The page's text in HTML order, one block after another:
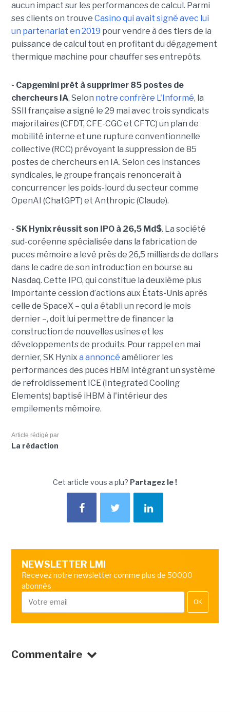
aucun impact sur les performances de calcul. Parmi
ses clients on trouve Casino qui avait signé avec lui
un partenariat en 2019 pour vendre à des tiers de la
puissance de calcul tout en profitant du dégagement
thermique machine pour chauffer ses entrepôts.
- Capgemini prêt à supprimer 85 postes de
chercheurs IA. Selon notre confrère L'Informé, la
SSII française a signé le 29 mai avec trois syndicats
majoritaires (CFDT, CFE-CGC et CFTC) un plan de
mobilité interne et une rupture conventionnelle
collective (RCC) prévoyant la suppression de 85
postes de chercheurs en IA. Selon ces instances
syndicales, le groupe français renoncerait à
concurrencer les poids-lourd du secteur comme
OpenAI (ChatGPT) et Anthropic (Claude).
- SK Hynix réussit son IPO à 26,5 Md$. La société
sud-coréenne spécialisée dans la fabrication de
puces mémoire a levé près de 26,5 milliards de dollars
dans le cadre de son introduction en bourse au
Nasdaq. Cette IPO, qui constitue la deuxième plus
importante cession d’actions aux États-Unis après
celle de SpaceX – qui a établi un record le mois
dernier –, doit lui permettre de financer la
construction de nouvelles usines et les
développements de produits. Pour rappel en mai
dernier, SK Hynix a annoncé améliorer les
performances des puces HBM intégrant un système
de refroidissement ICE (Integrated Cooling
Elements) baptisé iHBM à l'intérieur des
empilements mémoire.
Article rédigé par
La rédaction
Cet article vous a plu? Partagez le !
NEWSLETTER LMI
Recevez notre newsletter comme plus de 50000
abonnés
OK
Commentaire